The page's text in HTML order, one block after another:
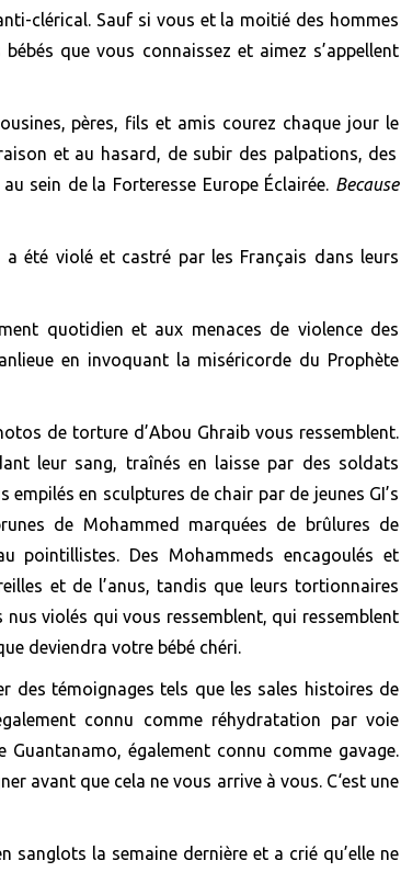
clérical. Sauf si vous et la moitié des hommes
que vous connaissez et aimez s’appellent
pères, filset amis courez chaque jour le
et au hasard , de subir des palpations, des
au sein de la Forteresse Europe Éclairée. Because
été violé et castré par les Français dans leurs
quotidien et aux menaces de violence des
en invoquant la miséricorde du Prophète
de torture d’Abou Ghraib vous ressemblent.
leur sang, traînés en laisse par des soldats
empilésen sculptures de chair par de jeunes GI’s
de Mohammed marquées de brûlures de
pointillistes. Des Mohammeds encagoulés et
et de l’anus, tandis que leurs tortionnaires
nus violés qui vous ressemblent, qui ressemblent
deviendra votre bébé chéri.
des témoignages tels que les sales histoires de
connu comme réhydratation par voie
Guantanamo, également connu comme gavage.
avant que cela ne vous arriveà vous. C‘est une
sanglots la semaine dernière et a crié qu’elle ne